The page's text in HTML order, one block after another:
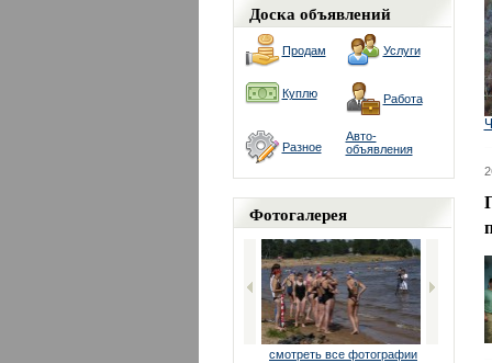
Доска объявлений
Продам Услуги
Куплю Работа
Разное
Авто-
объявления
Фотогалерея
смотреть все фотографии